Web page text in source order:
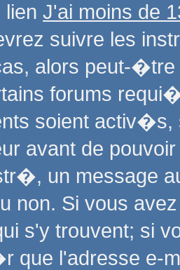
J'ai moins de
suivre les
alors peut-
forums
soient
avant de
un message
non. Si vous
s'y trouvent; si
que l'adresse e-